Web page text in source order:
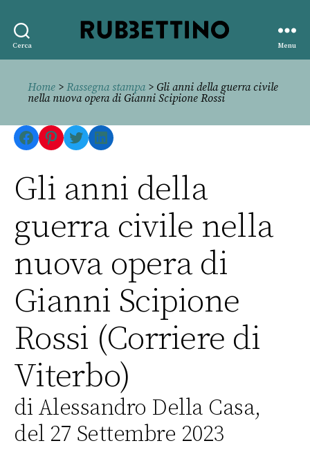
Cerca
editore
Menu
Home > Rassegna stampa> Gli anni della guerra civile
nella nuova opera di Gianni Scipione Rossi
Facebook
Pinterest
TwitterLinkedIn
Gli anni della
guerra civile nella
nuova opera di
Gianni Scipione
Rossi (Corriere di
Viterbo)
di Alessandro Della Casa,
del 27 Settembre 2023